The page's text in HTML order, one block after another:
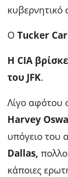
κυβερνητικό
Ο Tucker
H CIA
του JFK.
Λίγο αφότου
Harvey
υπόγειο του
Dallas,
κάποιες